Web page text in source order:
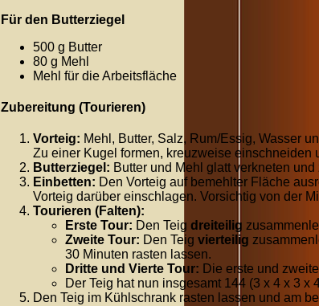
Für den Butterziegel
500 g Butter
80 g Mehl
Mehl für die Arbeitsfläche
Zubereitung (Tourieren)
Vorteig: Mehl, Butter, Salz, Rum/Essig, Wasser
Zu einer Kugel formen, kreuzweise einschneiden
Butterziegel: Butter und Mehl glatt verkneten
Einbetten: Den Vorteig auf bemehlter Fläche
Vorteig darüber einschlagen. Vorsichtig von der
Tourieren (Falten):
Erste Tour: Den Teig dreiteilig
Zweite Tour: Den Teig vierteilig
30 Minuten rasten lassen.
Dritte und Vierte Tour: Die erste und
Der Teig hat nun insgesamt 144 (3 x 4 x 3 x
Den Teig im Kühlschrank rasten lassen und am